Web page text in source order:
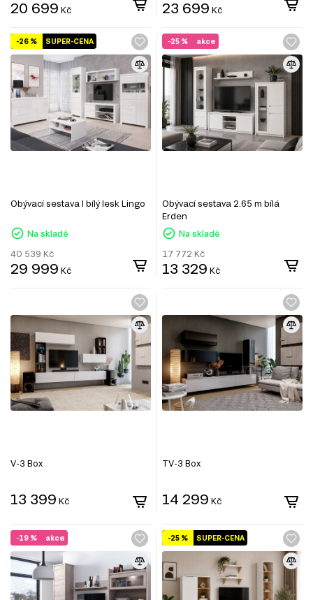
20 699 Kč 23 699 Kč
SUPER-CENA
-26 %
Obývací sestava I bílý lesk Lingo
Na skladě
40 539 Kč
29 999 Kč
akce
-25 %
Obývací sestava 2.65 m bílá
Erden
Na skladě
17 772 Kč
13 329 Kč
V-3 Box
13 399 Kč
TV-3 Box
14 299 Kč
akce
-19 % SUPER-CENA
-25 %